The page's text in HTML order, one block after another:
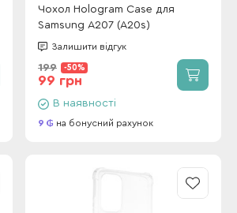
Чохол Hologram Case для
Samsung A207 (A20s)
Залишити відгук
199 -50%
99 грн
В наявності
9 на бонусний рахунок